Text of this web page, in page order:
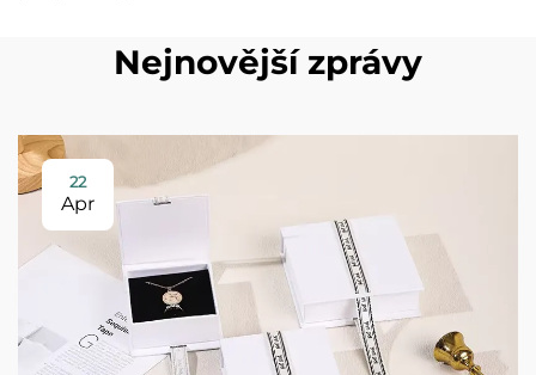
Nejnovější zprávy
22
Apr